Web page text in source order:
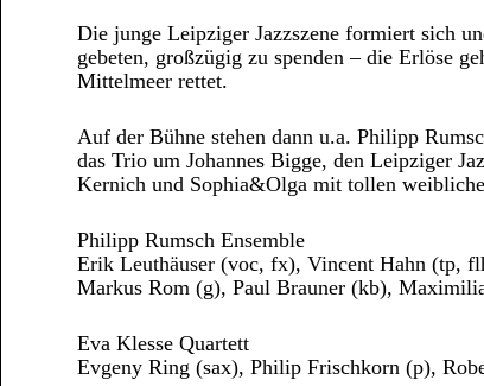
Die junge Leipziger Jazzszene formiert sich
gebeten, großzügig zu spenden – die Erlöse
Mittelmeer rettet.
Auf der Bühne stehen dann u.a. Philipp
das Trio um Johannes Bigge, den Leipziger
Kernich und Sophia&Olga mit tollen
Philipp Rumsch Ensemble
Erik Leuthäuser (voc, fx), Vincent Hahn (tp,
Markus Rom (g), Paul Brauner (kb),
Eva Klesse Quartett
Evgeny Ring (sax), Philip Frischkorn (p),